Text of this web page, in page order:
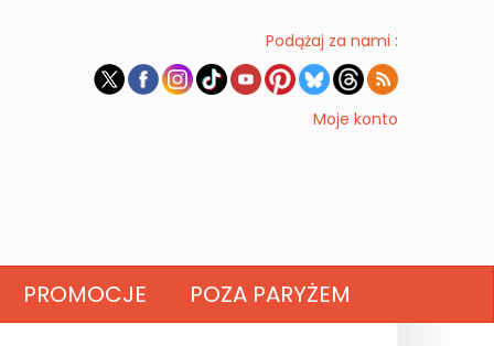
Podążaj za nami :
Moje konto
PROMOCJE POZA PARYŻEM